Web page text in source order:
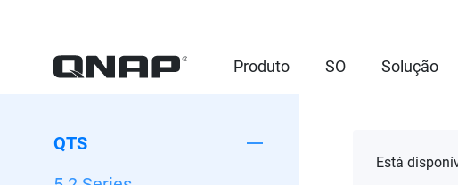
Produto SO Solução
QTS
Está